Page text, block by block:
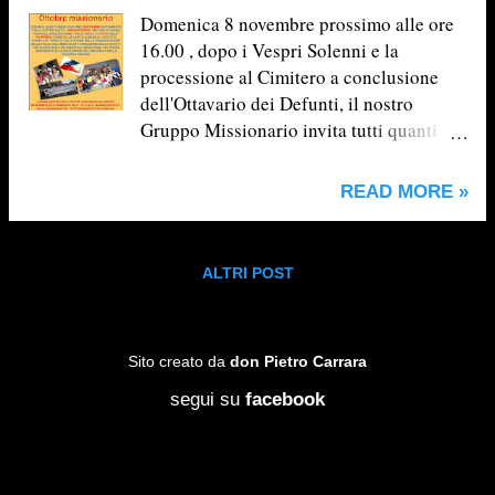
sociale/parrocchiale per la quale sei
stato/a eletto/a e che rappresenti. Solo
così il nostro confronto sarà fruttuoso e il
più possibile rappresentativo di tante voci
e opinioni diverse. La discussione si
Domenica 8 novembre prossimo alle ore
16.00 , dopo i Vespri Solenni e la
processione al Cimitero a conclusione
dell'Ottavario dei Defunti, il nostro
Gruppo Missionario invita tutti quanti
raccogliere offerte da mandare a Suor Eva
READ MORE »
ALTRI POST
Sito creato da don Pietro Carrara
segui su facebook